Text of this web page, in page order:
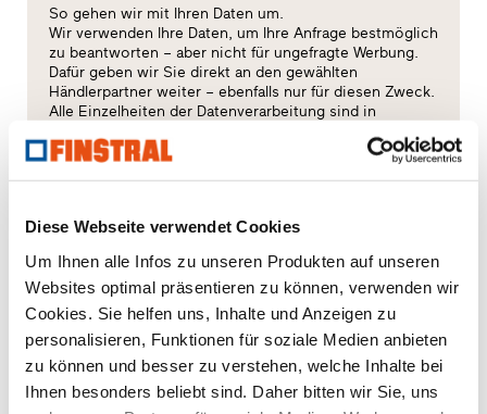
Diese Webseite verwendet Cookies
Um Ihnen alle Infos zu unseren Produkten auf unseren
Websites optimal präsentieren zu können, verwenden wir
Cookies. Sie helfen uns, Inhalte und Anzeigen zu
personalisieren, Funktionen für soziale Medien anbieten
zu können und besser zu verstehen, welche Inhalte bei
Ihnen besonders beliebt sind. Daher bitten wir Sie, uns
So gehen wir mit Ihren Daten um.
Wir verwenden Ihre Daten, um Ihre Anfrage bestmöglich
zu beantworten – aber nicht für ungefragte Werbung.
Dafür geben wir Sie direkt an den gewählten
Händlerpartner weiter – ebenfalls nur für diesen Zweck.
Alle Einzelheiten der Datenverarbeitung sind in
Welches Thema interessiert Sie besonders?
Haustüren
Glaswände
Fensteraustausch